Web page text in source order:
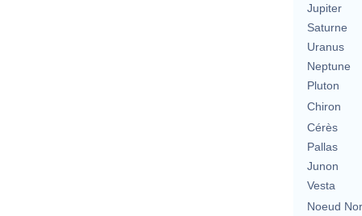
Jupiter
Saturne
Uranus
Neptune
Pluton
Chiron
Cérès
Pallas
Junon
Vesta
Noeud